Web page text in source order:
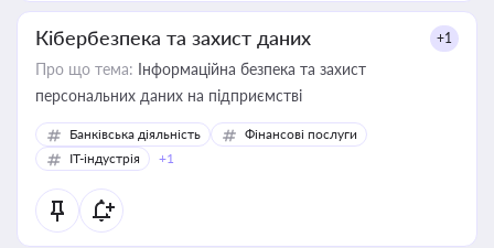
Кібербезпека та захист даних +1
Про що тема: Інформаційна безпека та захист
персональних даних на підприємстві
Банківська діяльність
Фінансові послуги
IT-індустрія
+1